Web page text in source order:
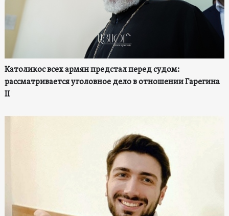
Католикос всех армян предстал перед судом:
рассматривается уголовное дело в отношении Гарегина
II